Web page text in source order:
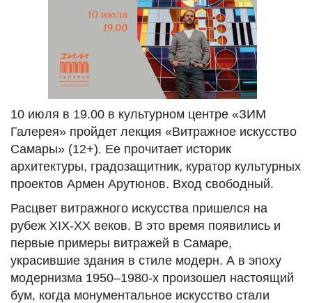
10 июля в 19.00 в культурном центре «ЗИМ
Галерея» пройдет лекция «Витражное искусство
Самары» (12+). Ее прочитает историк
архитектуры, градозащитник, куратор культурных
проектов Армен Арутюнов. Вход свободный.
Расцвет витражного искусства пришелся на
рубеж XIX-XX веков. В это время появились и
первые примеры витражей в Самаре,
украсившие здания в стиле модерн. А в эпоху
модернизма 1950–1980-х произошел настоящий
бум, когда монументальное искусство стали